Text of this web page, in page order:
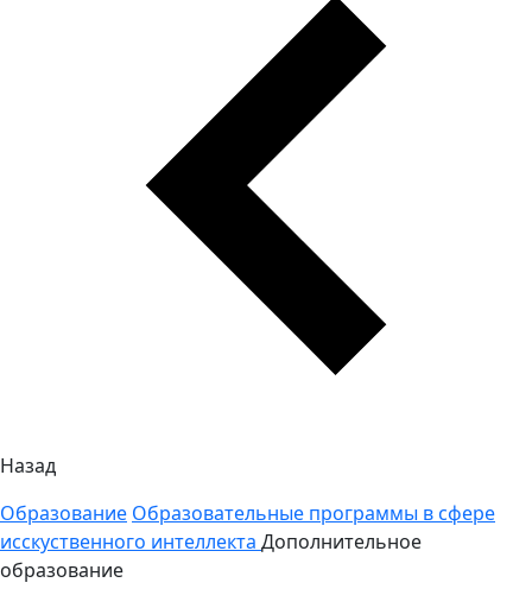
Назад
Образование Образовательные программы в сфере
исскуственного интеллекта Дополнительное
образование